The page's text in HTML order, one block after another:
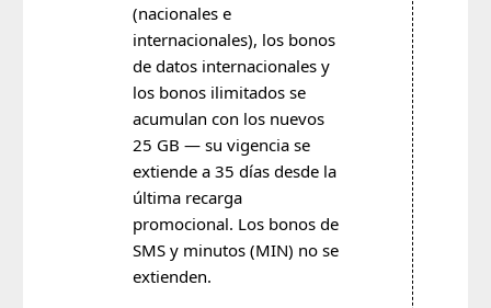
(nacionales e
internacionales), los bonos
de datos internacionales y
los bonos ilimitados se
acumulan con los nuevos
25 GB — su vigencia se
extiende a 35 días desde la
última recarga
promocional. Los bonos de
SMS y minutos (MIN) no se
extienden.